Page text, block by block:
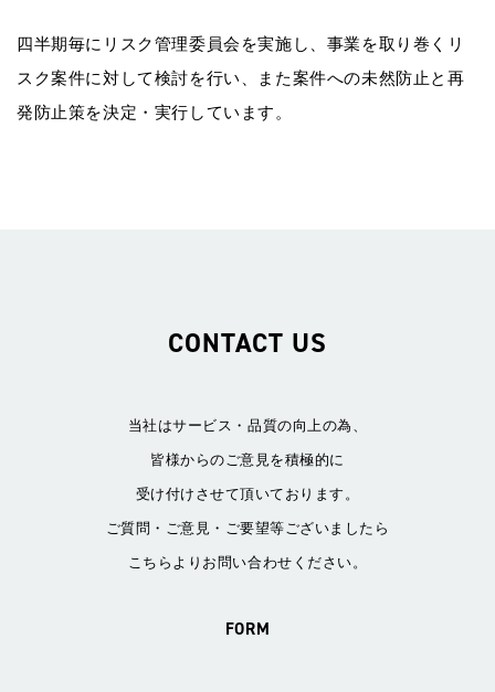
四半期毎にリスク管理委員会を実施し、事業を取り巻くリ
スク案件に対して検討を行い、また案件への未然防止と再
発防止策を決定・実行しています。
CONTACT US
当社はサービス・品質の向上の為、
皆様からのご意見を積極的に
受け付けさせて頂いております。
ご質問・ご意見・ご要望等ございましたら
こちらよりお問い合わせください。
FORM